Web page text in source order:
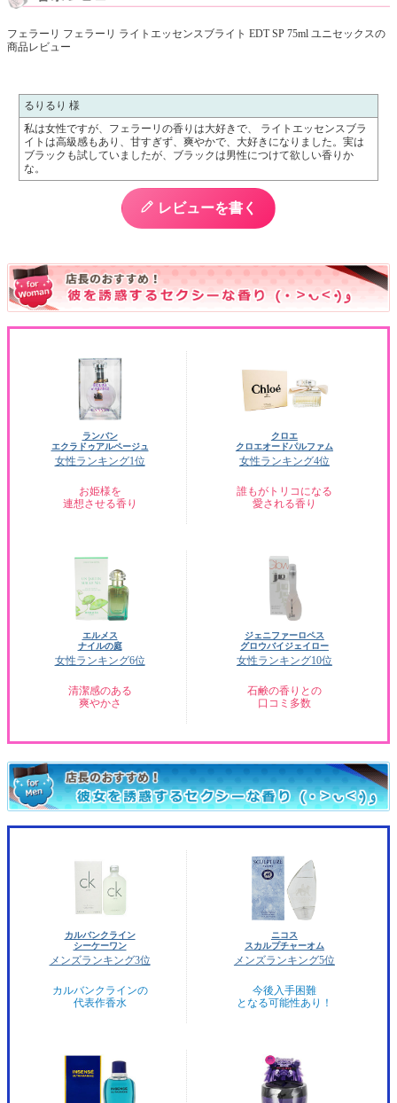
フェラーリ フェラーリ ライトエッセンスブライト EDT SP 75ml ユニセックスの
商品レビュー
るりるり 様
私は女性ですが、フェラーリの香りは大好きで、 ライトエッセンスブラ
イトは高級感もあり、甘すぎず、爽やかで、大好きになりました。実は
ブラックも試していましたが、ブラックは男性につけて欲しい香りか
な。
レビューを書く
ランバン
エクラドゥアルページュ
女性ランキング1位
お姫様を
連想させる香り
クロエ
クロエオードパルファム
女性ランキング4位
誰もがトリコになる
愛される香り
エルメス
ナイルの庭
女性ランキング6位
清潔感のある
爽やかさ
ジェニファーロペス
グロウバイジェイロー
女性ランキング10位
石鹸の香りとの
口コミ多数
カルバンクライン
シーケーワン
メンズランキング3位
カルバンクラインの
代表作香水
ニコス
スカルプチャーオム
メンズランキング5位
今後入手困難
となる可能性あり！